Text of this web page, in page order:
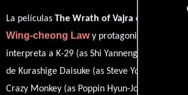
La películas The Wrath of Vajra del año
Wing-cheong Lawy protagonizada por
interpreta a K-29 (as Shi Yanneng),
de Kurashige Daisuke (as Steve Yoo),
Crazy Monkey (as Poppin Hyun-Joon),